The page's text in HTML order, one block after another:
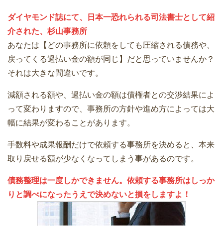
ダイヤモンド誌にて、日本一恐れられる司法書士として紹
介された、杉山事務所
あなたは【どの事務所に依頼をしても圧縮される債務や、
戻ってくる過払い金の額が同じ】だと思っていませんか？
それは大きな間違いです。
減額される額や、過払い金の額は債権者との交渉結果によ
って変わりますので、事務所の方針や進め方によっては大
幅に結果が変わることがあります。
手数料や成果報酬だけで依頼する事務所を決めると、本来
取り戻せる額が少なくなってしまう事があるのです。
債務整理は一度しかできません。依頼する事務所はしっか
りと調べになったうえで決めないと損をしますよ！